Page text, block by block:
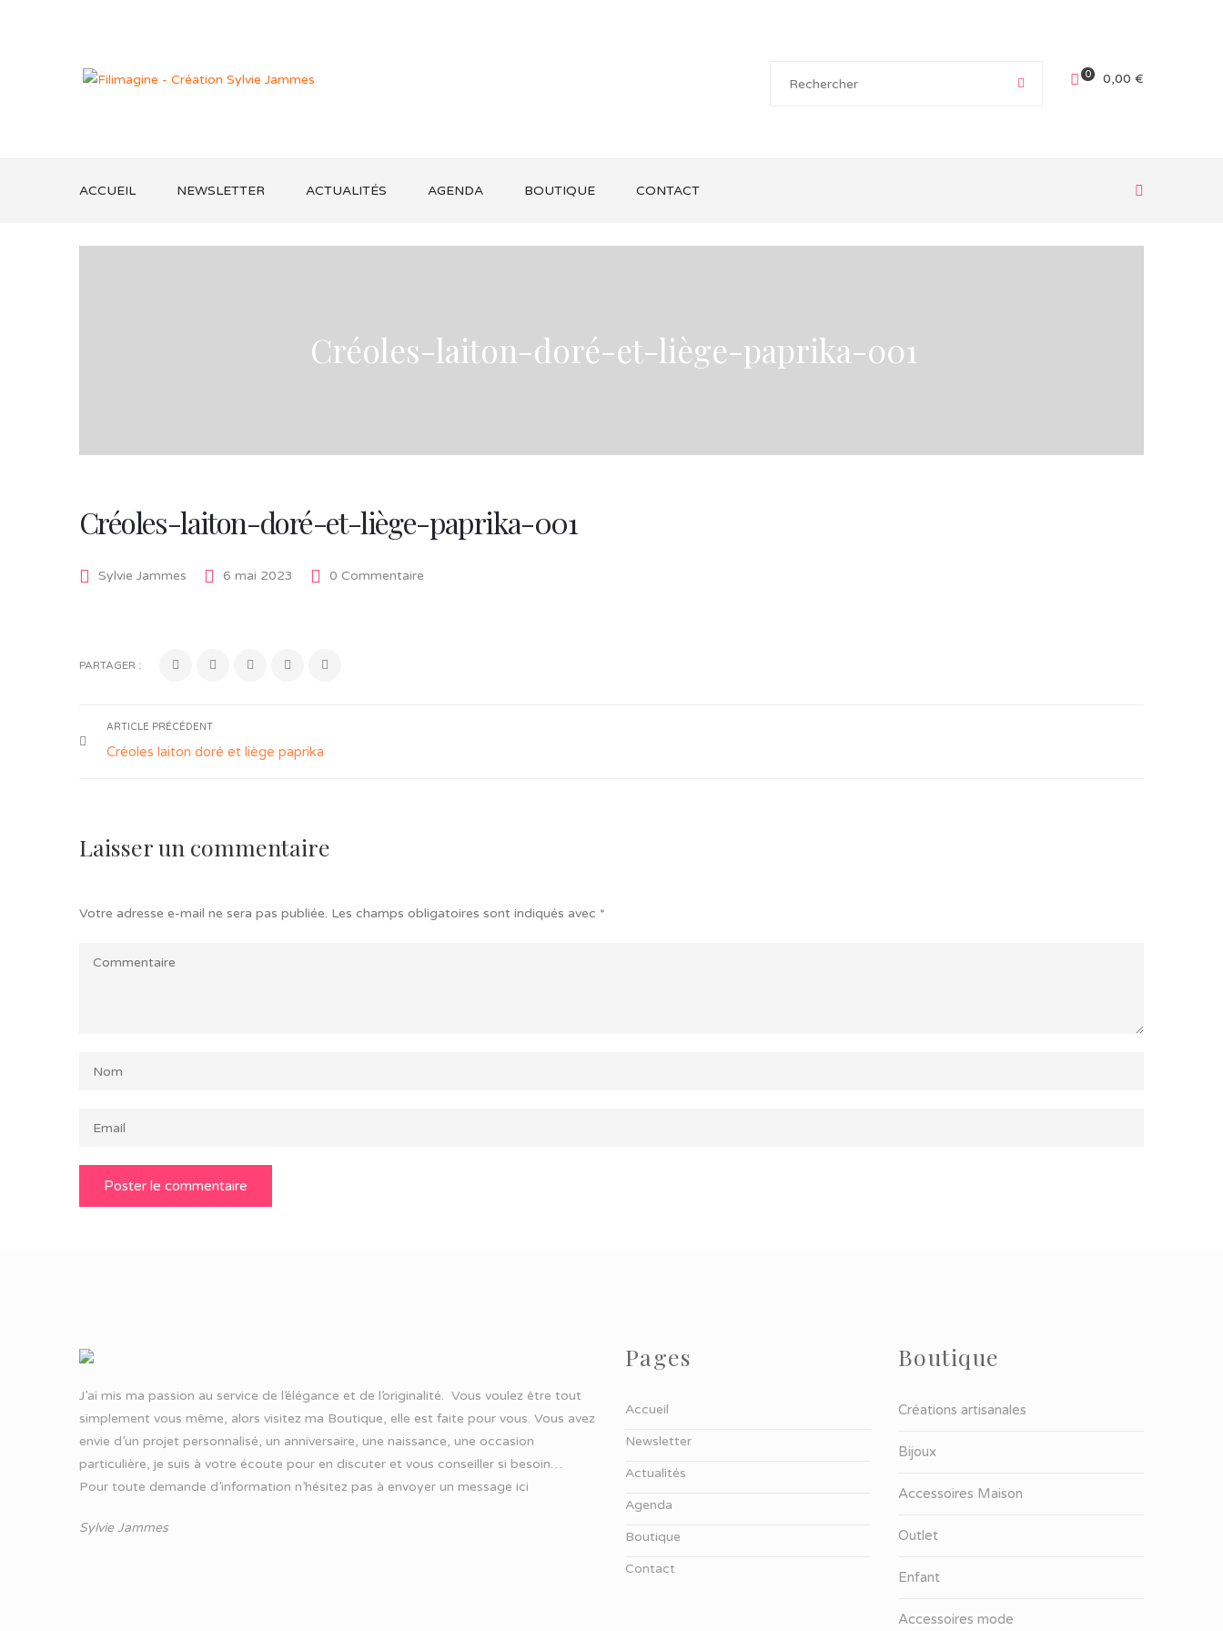
0 0,00 €
ACCUEIL NEWSLETTER ACTUALITÉS AGENDA BOUTIQUE CONTACT
Créoles-laiton-doré-et-liège-paprika-001
Créoles-laiton-doré-et-liège-paprika-001
Sylvie Jammes 6 mai 2023 0 Commentaire
PARTAGER :
ARTICLE PRÉCÉDENT
Créoles laiton doré et liège paprika
Laisser un commentaire
Votre adresse e-mail ne sera pas publiée. Les champs obligatoires sont indiqués avec *
J’ai mis ma passion au service de l’élégance et de l’originalité. Vous voulez être tout
simplement vous même, alors visitez ma Boutique, elle est faite pour vous. Vous avez
envie d’un projet personnalisé, un anniversaire, une naissance, une occasion
particulière, je suis à votre écoute pour en discuter et vous conseiller si besoin…
Pour toute demande d’information n’hésitez pas à envoyer un message ici
Sylvie Jammes
Pages
Accueil
Newsletter
Actualités
Agenda
Boutique
Contact
Boutique
Créations artisanales
Bijoux
Accessoires Maison
Outlet
Enfant
Accessoires mode